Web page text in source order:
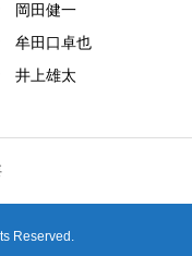
岡田健一
牟田口卓也
井上雄太
Reserved.